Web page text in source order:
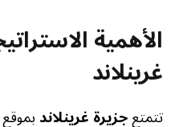
الأهمية
غرينلاند
تتمتعجزيرة غرينلاند